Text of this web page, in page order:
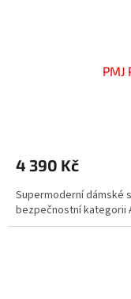
PMJ
4 390 Kč
Supermoderní dámské
bezpečnostní kategorii